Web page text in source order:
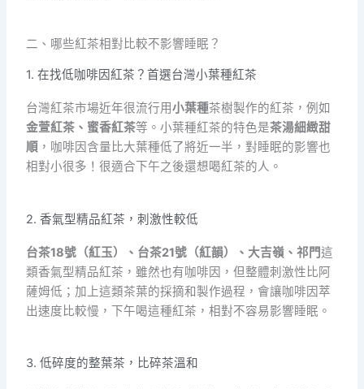
二、哪些紅茶相對比較不影響睡眠？
1. 在找低咖啡因紅茶？首選台灣小葉種紅茶
台灣紅茶市場近年很流行用小葉種茶樹製作的紅茶，例如
金萱紅茶、蜜香紅茶等。小葉種紅茶的特色是茶湯細緻甜
順 ，咖啡因含量比大葉種低了將近一半，對睡眠的影響也
相對小很多！很適合下午之後還想喝紅茶的人。
2. 香氣型精品紅茶，刺激性較低
台茶18號（紅玉）、台茶21號（紅韻）、大吉嶺、祁門這
類香氣型精品紅茶，雖然也有咖啡因，但整體刺激性比阿
薩姆低；加上這類茶葉的採摘和製作過程，會讓咖啡因萃
出速度比較慢，下午喝這種紅茶，相對不容易影響睡眠。
3. 低碎度的整葉茶，比碎茶溫和